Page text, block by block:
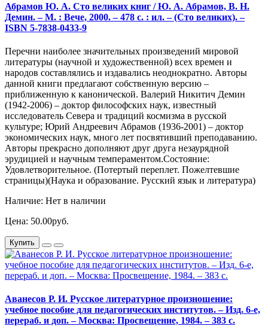
Абрамов Ю. А. Сто великих книг / Ю. А. Абрамов, В. Н.
Демин. – М. : Вече, 2000. – 478 с. : ил. – (Сто великих). –
ISBN 5-7838-0433-9
Перечни наиболее значительных произведений мировой
литературы (научной и художественной) всех времен и
народов составлялись и издавались неоднократно. Авторы
данной книги предлагают собственную версию –
приближенную к канонической. Валерий Никитич Демин
(1942-2006) – доктор философских наук, известный
исследователь Севера и традиций космизма в русской
культуре; Юрий Андреевич Абрамов (1936-2001) – доктор
экономических наук, много лет посвятивший преподаванию.
Авторы прекрасно дополняют друг друга незаурядной
эрудицией и научным темпераментом.Состояние:
Удовлетворительное. (Потертый переплет. Пожелтевшие
страницы)(Наука и образование. Русский язык и литература)
Наличие: Нет в наличии
Цена: 50.00руб.
Купить
Аванесов Р. И. Русское литературное произношение:
учебное пособие для педагогических институтов. – Изд. 6-е,
перераб. и доп. – Москва: Просвещение, 1984. – 383 с.